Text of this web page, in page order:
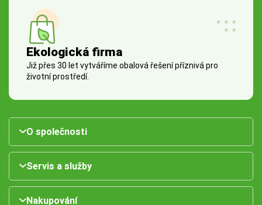
Ekologická firma
Již přes 30 let vytváříme obalová řešení příznivá pro
životní prostředí.
O společnosti
Servis a služby
Nakupování